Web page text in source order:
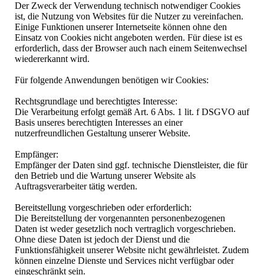
Der Zweck der Verwendung technisch notwendiger Cookies
ist, die Nutzung von Websites für die Nutzer zu vereinfachen.
Einige Funktionen unserer Internetseite können ohne den
Einsatz von Cookies nicht angeboten werden. Für diese ist es
erforderlich, dass der Browser auch nach einem Seitenwechsel
wiedererkannt wird.
Für folgende Anwendungen benötigen wir Cookies:
Rechtsgrundlage und berechtigtes Interesse:
Die Verarbeitung erfolgt gemäß Art. 6 Abs. 1 lit. f DSGVO auf
Basis unseres berechtigten Interesses an einer
nutzerfreundlichen Gestaltung unserer Website.
Empfänger:
Empfänger der Daten sind ggf. technische Dienstleister, die für
den Betrieb und die Wartung unserer Website als
Auftragsverarbeiter tätig werden.
Bereitstellung vorgeschrieben oder erforderlich:
Die Bereitstellung der vorgenannten personenbezogenen
Daten ist weder gesetzlich noch vertraglich vorgeschrieben.
Ohne diese Daten ist jedoch der Dienst und die
Funktionsfähigkeit unserer Website nicht gewährleistet. Zudem
können einzelne Dienste und Services nicht verfügbar oder
eingeschränkt sein.